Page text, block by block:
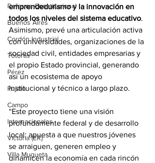
Reforma Constitucional
Buenos Aires
Cordón Industrial
Totoras
Pérez
Pujato
Campo
Internacionales
Victoria (ER)
Villa Mugueta
emprendedurismo y la innovación en
todos los niveles del sistema educativo.
Asimismo, prevé una articulación activa
con universidades, organizaciones de la
sociedad civil, entidades empresarias y
el propio Estado provincial, generando
así un ecosistema de apoyo
institucional y técnico a largo plazo.
“Este proyecto tiene una visión
profundamente federal y de desarrollo
local: apuesta a que nuestros jóvenes
se arraiguen, generen empleo y
dinamicen la economía en cada rincón